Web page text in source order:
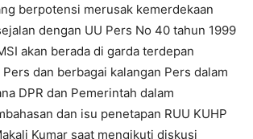
berpotensi merusak kemerdekaan
dengan UU Pers No 40 tahun 1999
akan berada di garda terdepan
dan berbagai kalangan Pers dalam
DPR dan Pemerintah dalam
dan isu penetapan RUU KUHP
Kumar saat mengikuti diskusi